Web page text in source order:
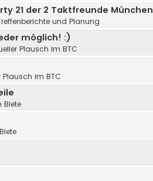
21 der 2 Taktfreunde München
und Planung
möglich! :)
Plausch im BTC
Plausch im BTC
Biete
Biete